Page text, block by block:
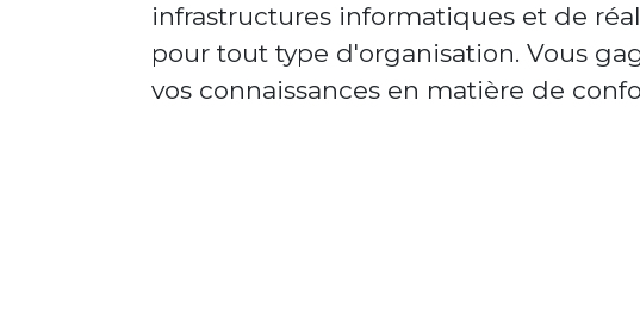
infrastructures informatiques et de
pour tout type d'organisation. Vous
vos connaissances en matière de